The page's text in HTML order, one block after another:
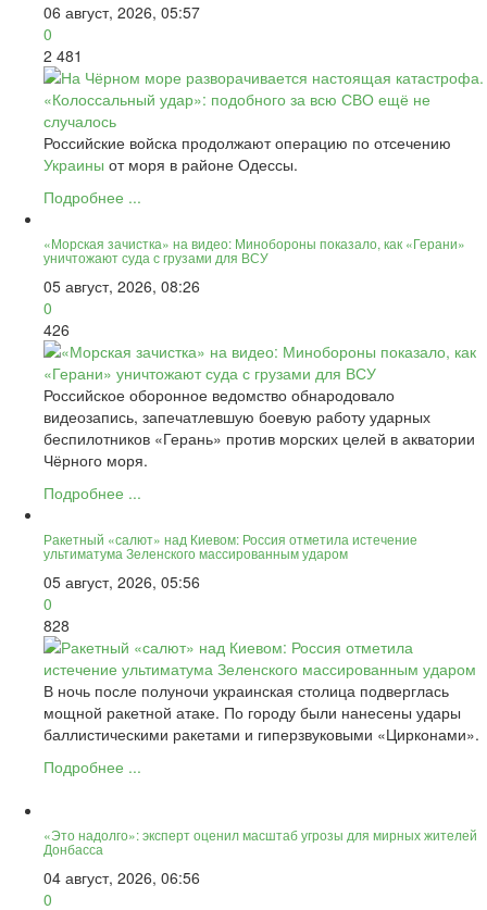
06 август, 2026, 05:57
0
2 481
Российские войска продолжают операцию по отсечению
Украины от моря в районе Одессы.
Подробнее ...
«Морская зачистка» на видео: Минобороны показало, как «Герани»
уничтожают суда с грузами для ВСУ
05 август, 2026, 08:26
0
426
Российское оборонное ведомство обнародовало
видеозапись, запечатлевшую боевую работу ударных
беспилотников «Герань» против морских целей в акватории
Чёрного моря.
Подробнее ...
Ракетный «салют» над Киевом: Россия отметила истечение
ультиматума Зеленского массированным ударом
05 август, 2026, 05:56
0
828
В ночь после полуночи украинская столица подверглась
мощной ракетной атаке. По городу были нанесены удары
баллистическими ракетами и гиперзвуковыми «Цирконами».
Подробнее ...
«Это надолго»: эксперт оценил масштаб угрозы для мирных жителей
Донбасса
04 август, 2026, 06:56
0